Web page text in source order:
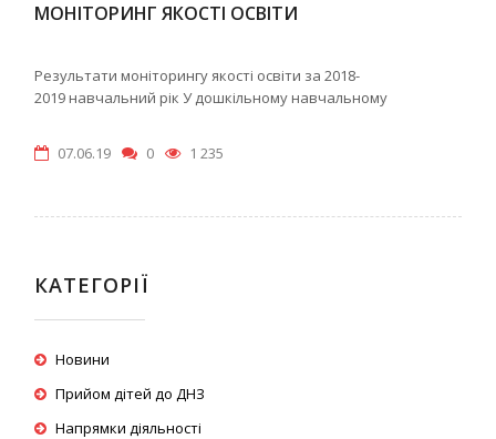
МОНІТОРИНГ ЯКОСТІ ОСВІТИ
Результати моніторингу якості освіти за 2018-
2019 навчальний рік У дошкільному навчальному
07.06.19 0 1 235
КАТЕГОРІЇ
Новини
Прийом дітей до ДНЗ
Напрямки діяльності